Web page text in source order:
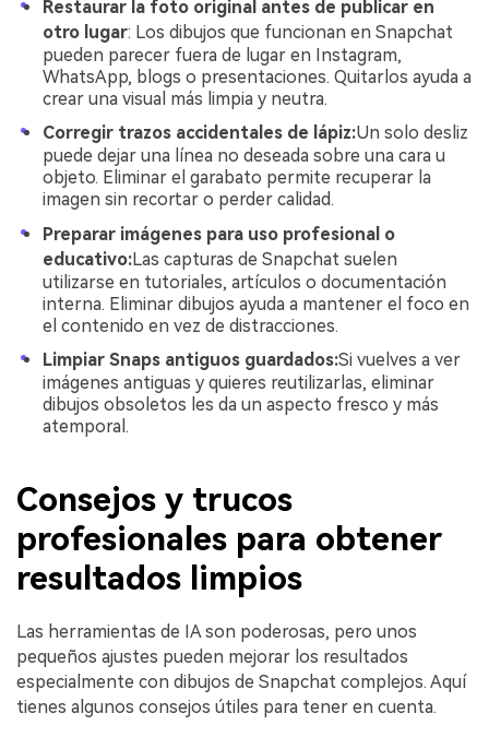
Restaurar la foto original antes de publicar en
otro lugar: Los dibujos que funcionan en Snapchat
pueden parecer fuera de lugar en Instagram,
WhatsApp, blogs o presentaciones. Quitarlos ayuda a
crear una visual más limpia y neutra.
Corregir trazos accidentales de lápiz:Un solo desliz
puede dejar una línea no deseada sobre una cara u
objeto. Eliminar el garabato permite recuperar la
imagen sin recortar o perder calidad.
Preparar imágenes para uso profesional o
educativo:Las capturas de Snapchat suelen
utilizarse en tutoriales, artículos o documentación
interna. Eliminar dibujos ayuda a mantener el foco en
el contenido en vez de distracciones.
Limpiar Snaps antiguos guardados:Si vuelves a ver
imágenes antiguas y quieres reutilizarlas, eliminar
dibujos obsoletos les da un aspecto fresco y más
atemporal.
Consejos y trucos
profesionales para obtener
resultados limpios
Las herramientas de IA son poderosas, pero unos
pequeños ajustes pueden mejorar los resultados
especialmente con dibujos de Snapchat complejos. Aquí
tienes algunos consejos útiles para tener en cuenta.